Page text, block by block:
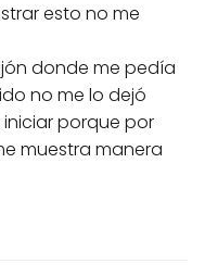
esto no me
donde me pedía
no me lo dejó
porque por
muestra manera